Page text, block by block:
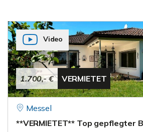
1.700,- € VERMIETET
Video
Messel
**VERMIETET** Top gepflegter